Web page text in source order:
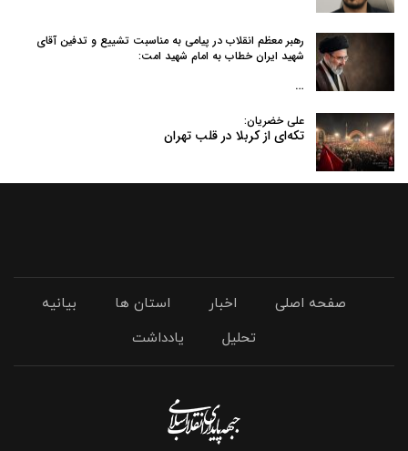
رهبر معظم انقلاب در پیامی به‌ مناسبت تشییع و تدفین آقای
شهید ایران خطاب به امام شهید امت:
…
علی خضریان:
تکه‌ای از کربلا در قلب تهران
صفحه اصلی اخبار استان ها
بیانیه
تحلیل
یادداشت